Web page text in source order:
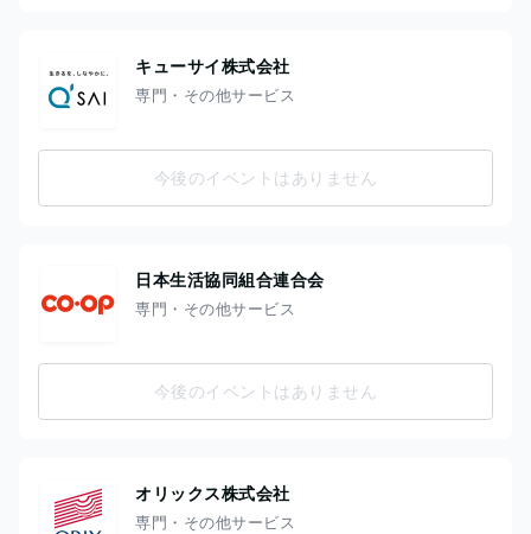
キューサイ株式会社
専門・その他サービス
今後のイベントはありません
日本生活協同組合連合会
専門・その他サービス
今後のイベントはありません
オリックス株式会社
専門・その他サービス